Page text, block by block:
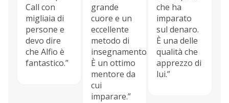
Call con
migliaia di
persone e
devo dire
che Alfio è
fantastico.”
grande
cuore e un
eccellente
metodo di
insegnamento.
È un ottimo
mentore da
cui
imparare.”
che ha
imparato
sul denaro.
È una delle
qualità che
apprezzo di
lui.”